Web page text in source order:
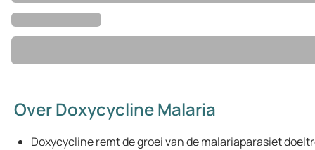
Over Doxycycline Malaria
Doxycycline remt de groei van de malariaparasiet